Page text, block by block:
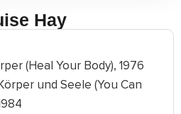
Hay
(Heal Your Body), 1976
und Seele (You Can